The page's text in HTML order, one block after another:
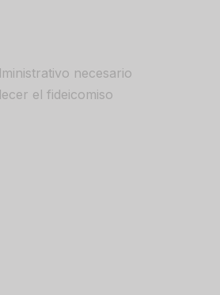
necesario
el fideicomiso